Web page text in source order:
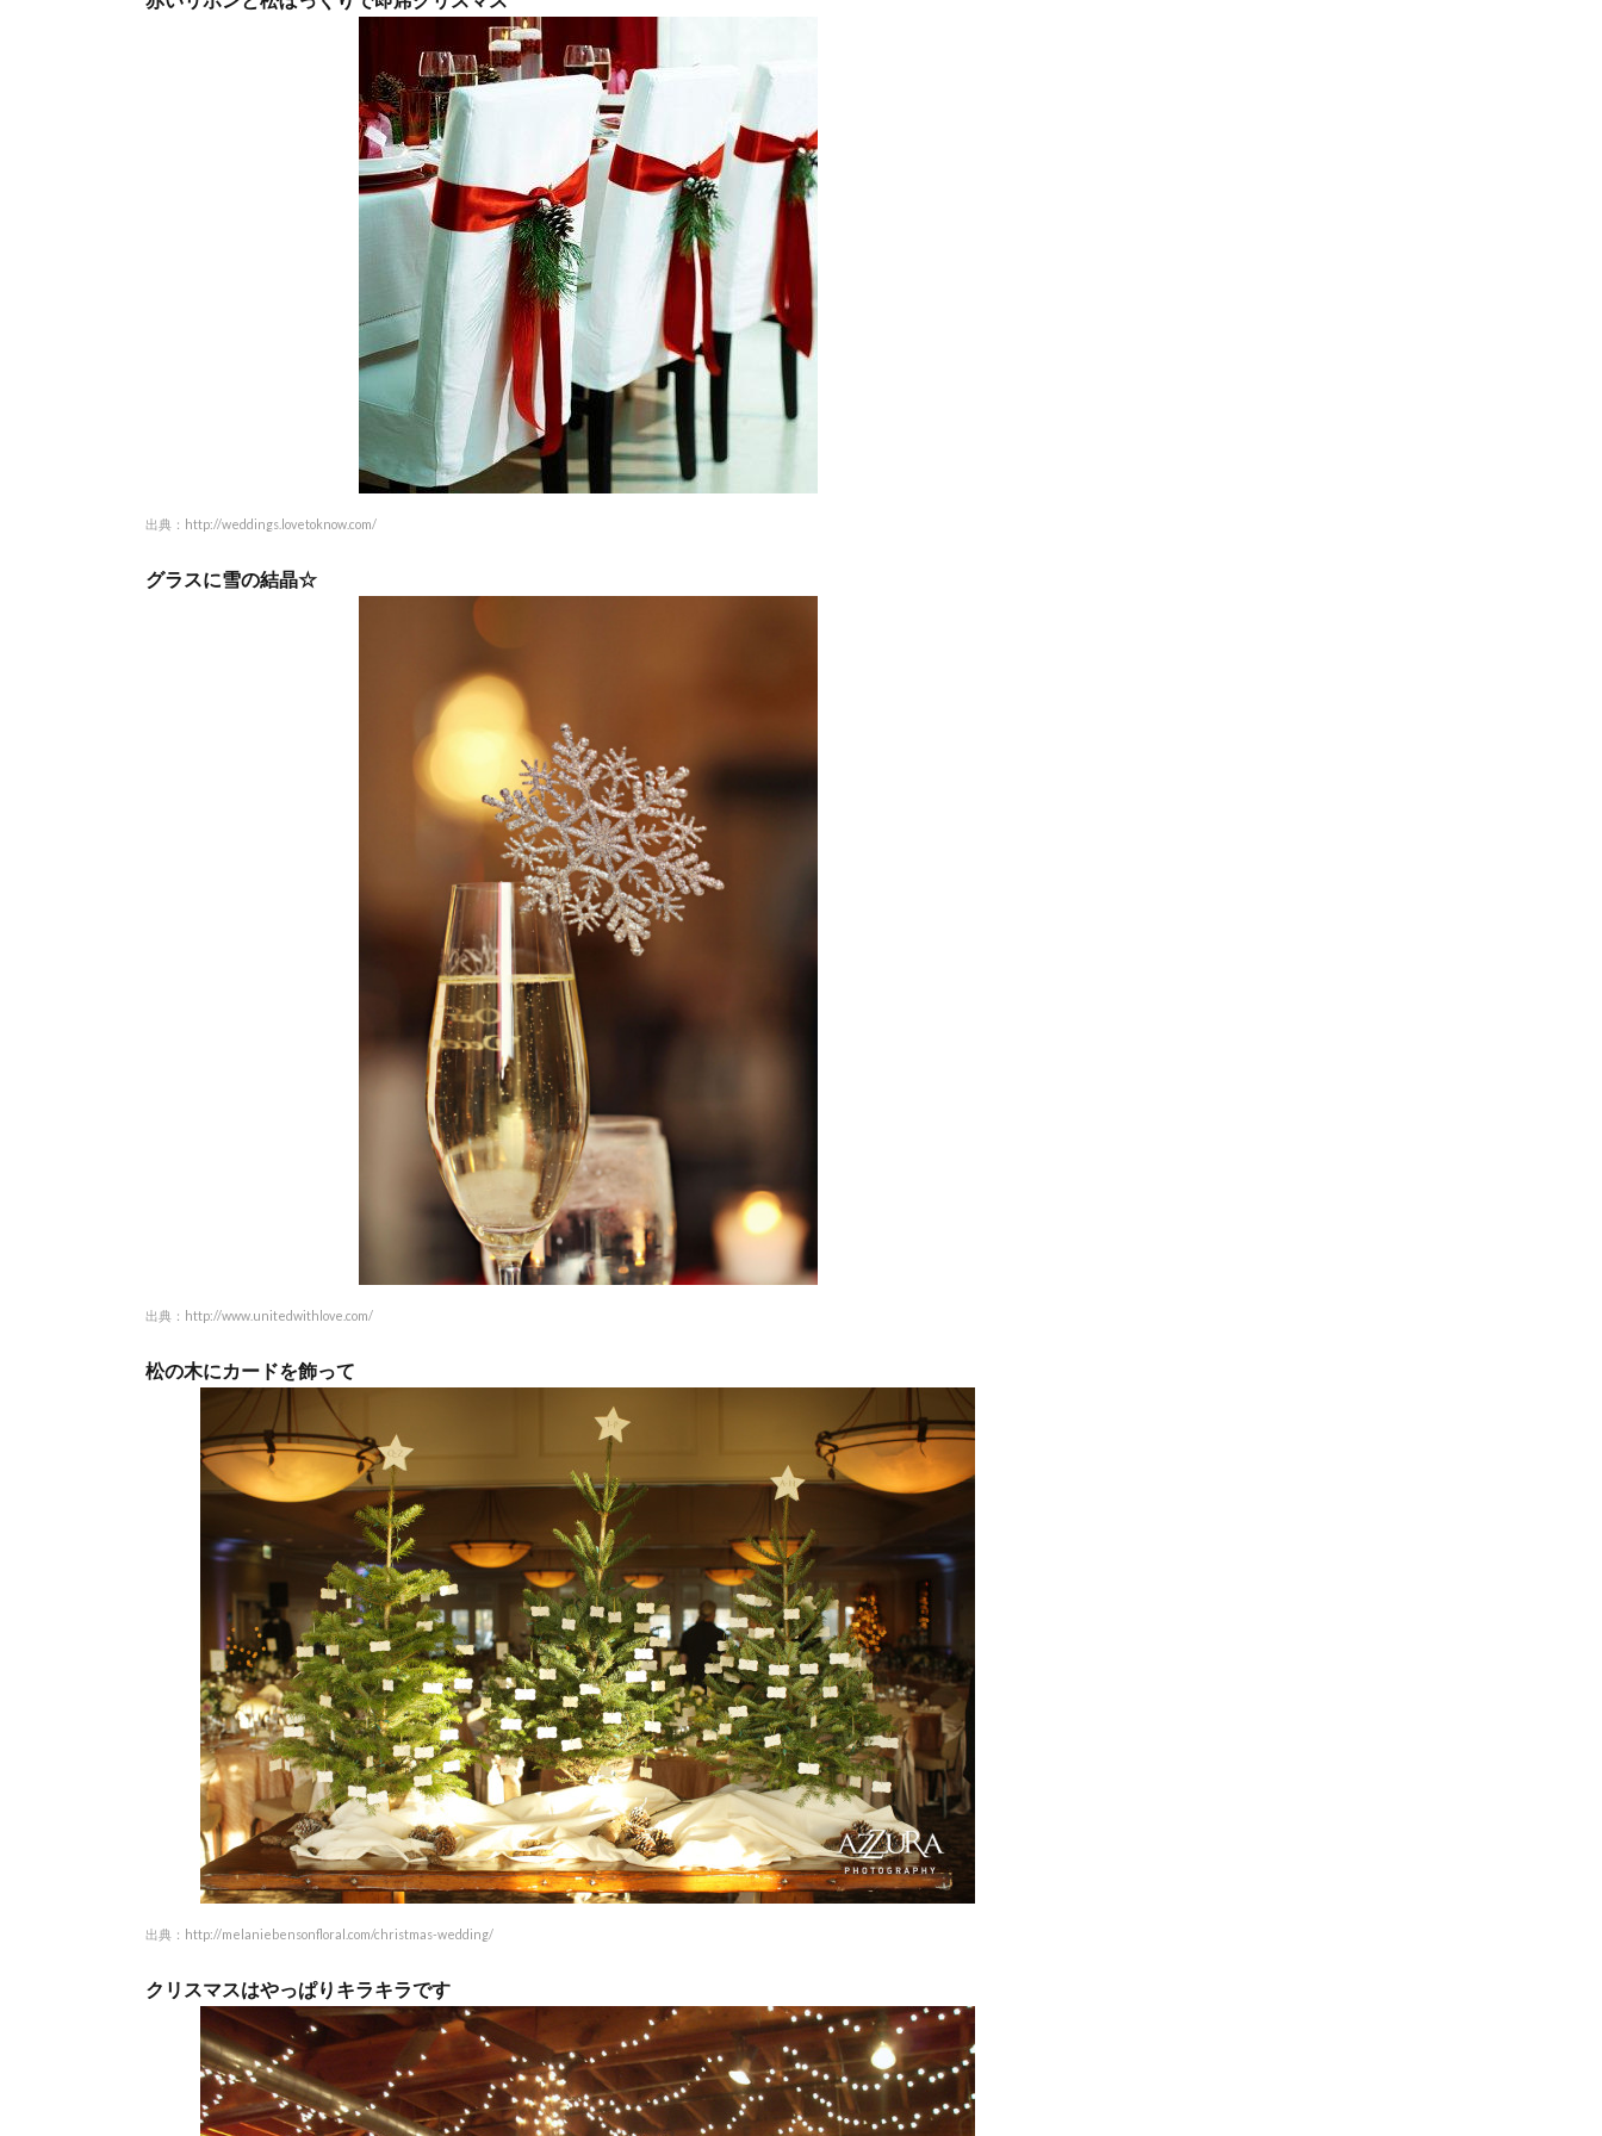
出典： http://weddings.lovetoknow.com/
グラスに雪の結晶☆
出典： http://www.unitedwithlove.com/
松の木にカードを飾って
出典： http://melaniebensonfloral.com/christmas-wedding/
クリスマスはやっぱりキラキラです